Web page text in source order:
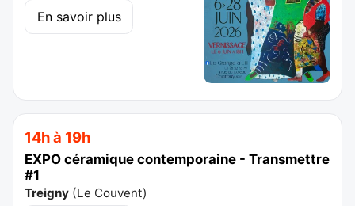
En savoir plus
14h à 19h
EXPO céramique contemporaine - Transmettre
#1
Treigny (Le Couvent)